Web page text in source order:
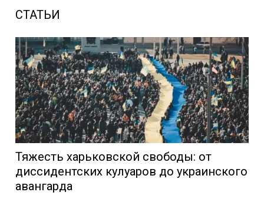
СТАТЬИ
Тяжесть харьковской свободы: от
диссидентских кулуаров до украинского
авангарда